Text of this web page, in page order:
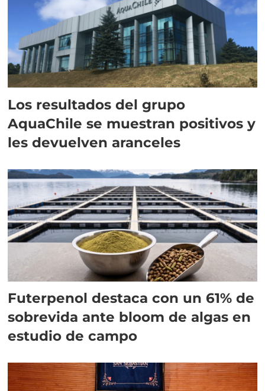
Los resultados del grupo
AquaChile se muestran positivos y
les devuelven aranceles
Futerpenol destaca con un 61% de
sobrevida ante bloom de algas en
estudio de campo